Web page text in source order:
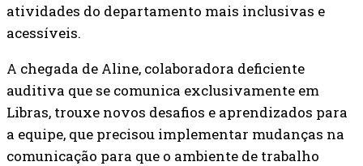
atividades do departamento mais inclusivas e
acessíveis.
A chegada de Aline, colaboradora deficiente
auditiva que se comunica exclusivamente em
Libras, trouxe novos desafios e aprendizados para
a equipe, que precisou implementar mudanças na
comunicação para que o ambiente de trabalho